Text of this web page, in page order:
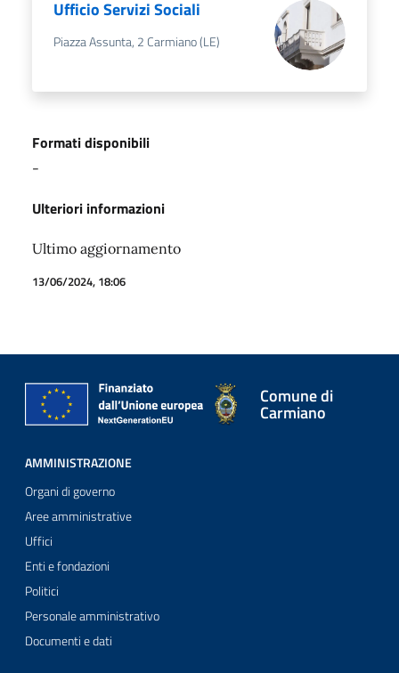
Ufficio Servizi Sociali
Piazza Assunta, 2 Carmiano (LE)
Formati disponibili
-
Ulteriori informazioni
Ultimo aggiornamento
13/06/2024, 18:06
Comune di
Carmiano
AMMINISTRAZIONE
Organi di governo
Aree amministrative
Uffici
Enti e fondazioni
Politici
Personale amministrativo
Documenti e dati